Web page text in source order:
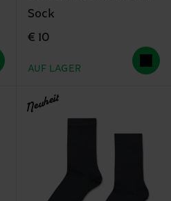
Sock
€ 10
AUF LAGER
Neuheit